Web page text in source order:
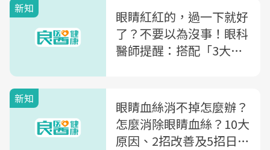
新知
眼睛紅紅的，過一下就好
了？不要以為沒事！眼科
醫師提醒：搭配「3大警
新知
眼睛血絲消不掉怎麼辦？
怎麼消除眼睛血絲？10大
原因、2招改善及5招日常